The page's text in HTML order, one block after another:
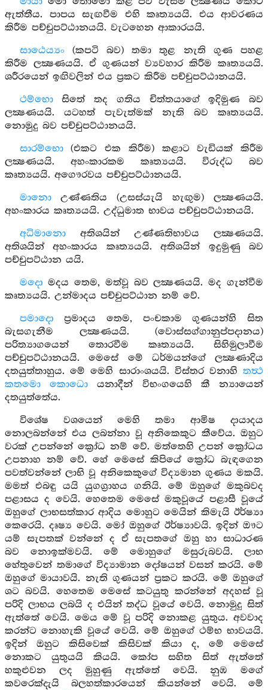
ඇත්තීය. පාපය සැඟවීම එහි කෘත්‍යයයි. එය ආවරණය
කිරීම පච්චුපට්ඨානයයි. වැටහෙන ආකාරයයි.
සාඨෙය්‍යං(කපටි බව) තමා තුළ නැති ගුණ පහළ
කිරීම ලක්‍ෂණයයි. ඒ ගුණයන් ව්‍යවහාර කිරීම කෘත්‍යයයි.
ශරීරයෙන් ඉඟිවලින් එය ප්‍රකට කිරීම පච්චුපට්ඨානයයි.
ථම්භොසිතේ තද ගතිය චිත්තයාගේ ඉදිමුණ බව
ලක්‍ෂණයයි. යටහත් පැවැත්මක් නැති බව කෘත්‍යයයි.
නොමුදු බව පච්චුපට්ඨානයයි.
සාරම්භො(එකට එක කිරීම) කළාට වැඩියක් කිරීම
ලක්‍ෂණයයි. අහංකාරකම කෘත්‍යයයි. විරුද්ධ බව
කෘත්‍යයයි. අගෞරවය පච්චුපට්ඨානයයි.
මානොඋණ්ණතිය (උසස්යැයි හැඟුම) ලක්‍ෂණයයි.
අහංකාරය කෘත්‍යයයි. උද්ධුමාත භාවය පච්චුපට්ඨානයයි.
අධිමානොඅතිශයින් උණ්ණතිභාවය ලක්‍ෂණයයි.
අතිශයින් අහංකාරය කෘත්‍යයයි. අතිශයින් ඉදුමුණු බව
පච්චුපට්ඨාන යයි.
මදො මදය තෙම, මත්වූ බව ලක්‍ෂණයයි. මද ගැන්වීම
කෘත්‍යයයි. උන්මාදය පච්චුපට්ඨාන නම් වේ.
පමාදො ප්‍රමාදය තෙම, පංචකාම ගුණයන්හි සිත
බැසගැනීම ලක්‍ෂණයයි. (වොස්සග්ගානුප්පදානය)
පරිත්‍යාගයෙන් තොරවීම කෘත්‍යයයි. සිහිමුලාවීම
පච්චුපට්ඨානයයි. මෙසේ මේ ධර්මයන්ගේ ලක්‍ෂණාදිය
දතයුත්තාහුය. මේ මෙහි සාරාංශයයි. විස්තර වනාහි තත්‍ථ
කතමො කොධො යනාදීන් විභංගයෙහි කී න්‍යායෙන්
දතයුත්තේය.
විශේෂ වශයෙන් මෙහි තමා ආමිෂ දායාදය
නොලබන්නේ එය ලබන්නා වූ අනිකෙකුට කීවේය. ඔහුට
වරක් උපන්නේ ක්‍රෝධ නම් වේ. මත්තෙහි උපන් ක්‍රෝධය
උපනාහ නම් වේ. හේ මෙසේ කිපියේ ක්‍රෝධ බැඳගෙන
පවත්වන්නේ ලාභි වූ අනිකෙකුගේ විද්‍යමාන ගුණය මකයි.
මමත් එබඳු යයි යුගග්‍රාහය ගනියි. මේ ඔහුගේ මකුබවද
පළාසය ද වෙයි. හෙතෙම මෙසේ මකුවූයේ පළාසී වූයේ
ඔහුගේ ලාභසත්කාර ආදිය මොහුට මෙයින් කිමැයි ඊර්ෂ්‍යා
කෙරෙයි. දෘෂ්‍ය වෙයි. මෝ ඔහුගේ ඊර්ෂ්‍යාවයි. ඉදින් ඖට
යම් සැපතක් වන්නේ ද ඒ සැපතගේ ඔහු හා සාධාරණ
බව නොඉක්මවයි. මේ මොහුගේ මසුරුබවයි. ලාභ
හේතුවෙන් තමාගේ විද්‍යාමාන දෝෂයන් වසන් කරයි. මේ
ඔහුගේ මායාවයි. නැති ගුණයන් ප්‍රකට කරයි. මේ ඔහුගේ
ශට බවයි. හෙතෙම මෙසේ කටයුතු කරන්නේ අදහස් වූ
පරිදි ලාභය ලබයි ද එයින් තද්ධ වූයේ වෙයි. නොමුදු සිත්
ඇත්තේ වෙයි. මෙය මේ වූ පරිදි නොකළ යුතුය. අවවාද
කරන්ට නොහැකි වූයේ වෙයි. මේ ඔහුගේ ථම්භ භාවයයි.
ඉදින් ඔහුට කිසිවෙක් කිසිවක් කියා ද, මේ මෙසේ
නොකට යුතුයයි කියයි. කෝප සහිත සිත් ඇත්තේ
හකුළුවන ලද මුහුණු ඇත්තේ වෙයි. නුඹ මගේ
කවරෙක්දැයි බලහත්කාරයෙන් කියන්නේ වෙයි. මේ